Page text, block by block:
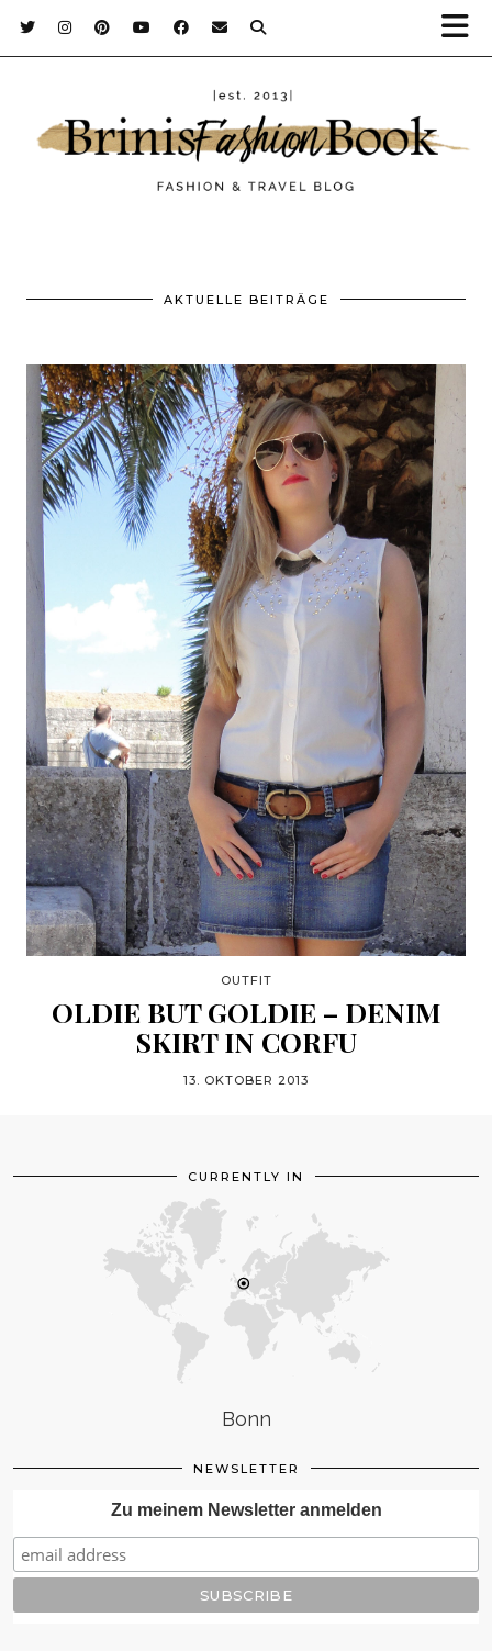
AKTUELLE BEITRÄGE
OUTFIT
OLDIE BUT GOLDIE – DENIM
SKIRT IN CORFU
13. OKTOBER 2013
CURRENTLY IN
Bonn
NEWSLETTER
Zu meinem Newsletter anmelden